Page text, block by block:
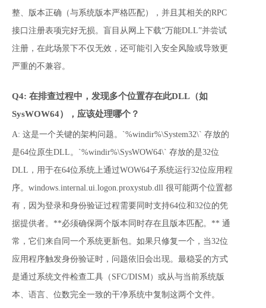
整、版本正确（与系统版本严格匹配），并且其相关的RPC
接口注册表项完好无损。盲目从网上下载“万能DLL”并尝试
注册，在此场景下不仅无效，还可能引入安全风险或导致更
严重的不兼容。
Q4: 在排查过程中，发现多个位置存在此DLL（如
SysWOW64），应该处理哪个？
A: 这是一个关键的架构问题。`%windir%\System32\` 存放的
是64位原生DLL。`%windir%\SysWOW64\` 存放的是32位
DLL，用于在64位系统上通过WOW64子系统运行32位应用程
序。windows.internal.ui.logon.proxystub.dll 很可能两个位置都
有，因为登录和身份验证过程需要同时支持64位和32位的凭
据提供者。**必须确保两个版本同时存在且版本匹配。** 通
常，它们来自同一个系统更新包。如果只修复一个，当32位
应用程序触发身份验证时，问题依旧会出现。最稳妥的方式
是通过系统文件检查工具（SFC/DISM）或从与当前系统版
本、语言、位数完全一致的干净系统中复制这两个文件。